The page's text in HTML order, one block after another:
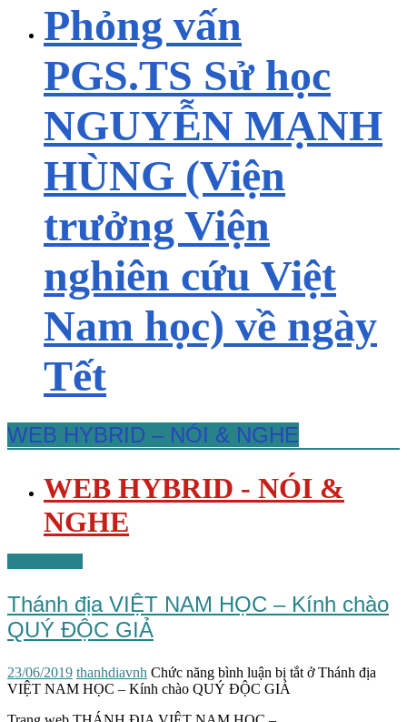
Phỏng vấn
PGS.TS Sử học
NGUYỄN MẠNH
HÙNG (Viện
trưởng Viện
nghiên cứu Việt
Nam học) về ngày
Tết
WEB HYBRID – NÓI & NGHE
WEB HYBRID - NÓI &
NGHE
Thánh địa VIỆT NAM HỌC – Kính chào
QUÝ ĐỘC GIẢ
23/06/2019 thanhdiavnh Chức năng bình luận bị tắt ở Thánh địa
VIỆT NAM HỌC – Kính chào QUÝ ĐỘC GIẢ